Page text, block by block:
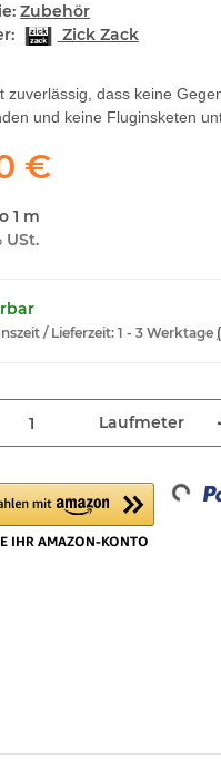
Zubehör
Zick Zack
zuverlässig, dass keine
und keine Fluginsketen
€
1 m
USt.
/ Lieferzeit:1 - 3 Werktage
Laufmeter